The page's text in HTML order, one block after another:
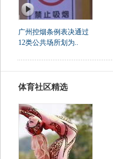
广州控烟条例表决通过
12类公共场所划为..
体育社区精选